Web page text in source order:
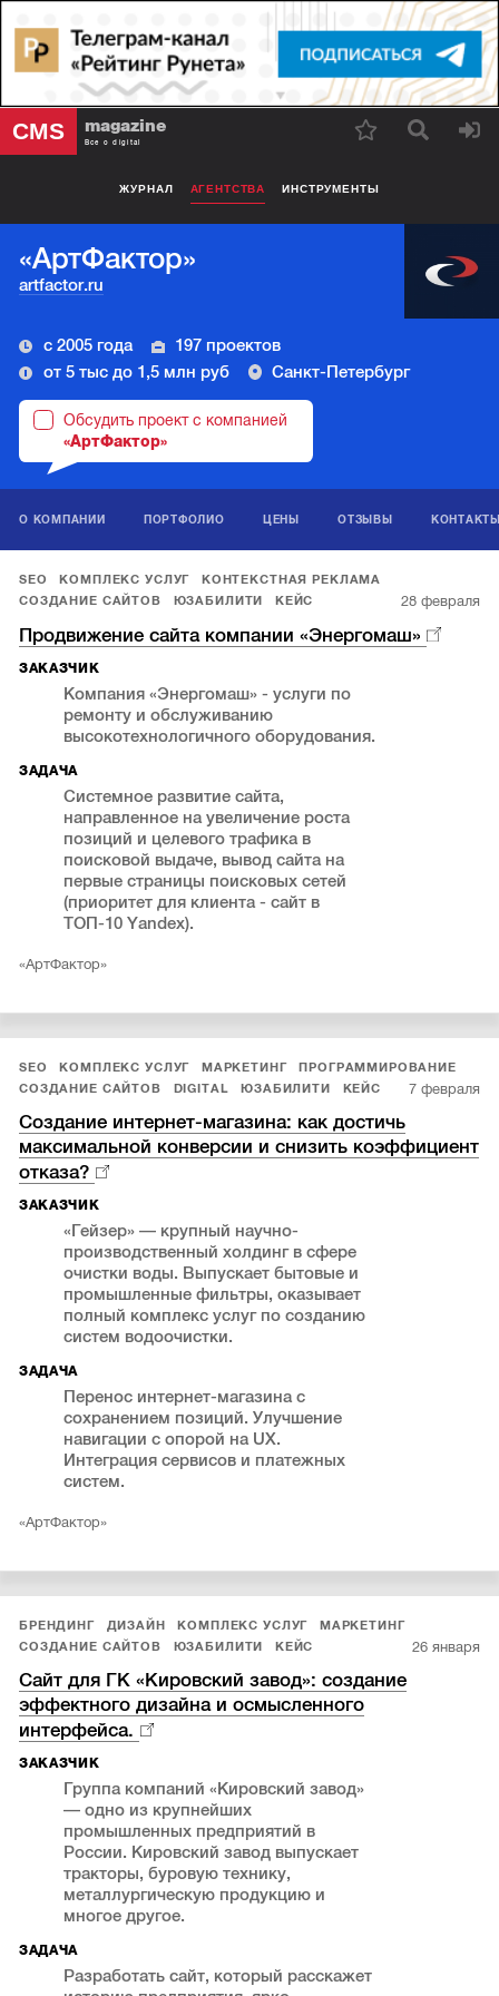
CMS magazine
Все о digital
ЖУРНАЛ АГЕНТСТВА ИНСТРУМЕНТЫ
«АртФактор»
artfactor.ru
с 2005 года
197 проектов
от 5 тыс до 1,5 млн руб
Санкт-Петербург
Обсудить проект с компанией
«АртФактор»
О КОМПАНИИ ПОРТФОЛИО ЦЕНЫ ОТЗЫВЫ
SEO КОМПЛЕКС УСЛУГ
КОНТЕКСТНАЯ РЕКЛАМА
СОЗДАНИЕ САЙТОВ
ЮЗАБИЛИТИ КЕЙС 28 февраля
Продвижение сайта компании «Энергомаш»
ЗАКАЗЧИК
Компания «Энергомаш» - услуги по
ремонту и обслуживанию
высокотехнологичного оборудования.
ЗАДАЧА
Системное развитие сайта,
направленное на увеличение роста
позиций и целевого трафика в
поисковой выдаче, вывод сайта на
первые страницы поисковых сетей
(приоритет для клиента - сайт в
ТОП-10 Yandex).
«АртФактор»
SEO КОМПЛЕКС УСЛУГ МАРКЕТИНГ
ПРОГРАММИРОВАНИЕ
СОЗДАНИЕ САЙТОВ
DIGITAL ЮЗАБИЛИТИ КЕЙС 7 февраля
Создание интернет-магазина: как достичь
максимальной конверсии и снизить коэффициент
отказа?
ЗАКАЗЧИК
«Гейзер» — крупный научно-
производственный холдинг в сфере
очистки воды. Выпускает бытовые и
промышленные фильтры, оказывает
полный комплекс услуг по созданию
систем водоочистки.
ЗАДАЧА
Перенос интернет-магазина с
сохранением позиций. Улучшение
навигации с опорой на UX.
Интеграция сервисов и платежных
систем.
«АртФактор»
БРЕНДИНГ ДИЗАЙН КОМПЛЕКС УСЛУГ
МАРКЕТИНГ
СОЗДАНИЕ САЙТОВ
ЮЗАБИЛИТИ КЕЙС 26 января
Сайт для ГК «Кировский завод»: создание
эффектного дизайна и осмысленного
интерфейса.
ЗАКАЗЧИК
Группа компаний «Кировский завод»
— одно из крупнейших
промышленных предприятий в
России. Кировский завод выпускает
тракторы, буровую технику,
металлургическую продукцию и
многое другое.
ЗАДАЧА
Разработать сайт, который расскажет